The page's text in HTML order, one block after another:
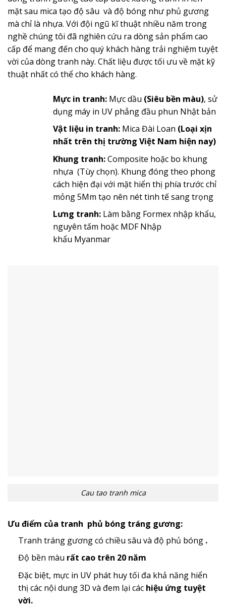
mặt sau mica tạo độ sâu và độ bóng như phủ gương
mà chỉ là nhựa. Với đội ngũ kĩ thuật nhiều năm trong
nghề chúng tôi đã nghiên cứu ra dòng sản phẩm cao
cấp để mang đến cho quý khách hàng trải nghiệm tuyệt
vời của dòng tranh này. Chất liệu được tối ưu về mặt kỹ
thuật nhất có thể cho khách hàng.
Mực in tranh:Mực dầu (Siêu bền màu), sử
dụng máy in UV phẳng đầu phun Nhật bản
Vật liệu in tranh:Mica Đài Loan (Loại xịn
nhất trên thị trường Việt Nam hiện nay)
Khung tranh:Composite hoặc bo khung
nhựa (Tùy chọn). Khung đóng theo phong
cách hiện đại với mặt hiển thị phía trước chỉ
mỏng 5Mm tạo nên nét tinh tế sang trọng
Lưng tranh:Làm bằng Formex nhập khẩu,
nguyên tấm hoặc MDF Nhập
khẩu Myanmar
Cau tao tranh mica
Ưu điểm của tranh phủ bóng tráng gương:
Tranh tráng gương có chiều sâu và độ phủ bóng .
Độ bền màu rất cao trên 20 năm
Đặc biệt, mực in UV phát huy tối đa khả năng hiển
thị các nội dung 3D và đem lại các hiệu ứng tuyệt
vời.